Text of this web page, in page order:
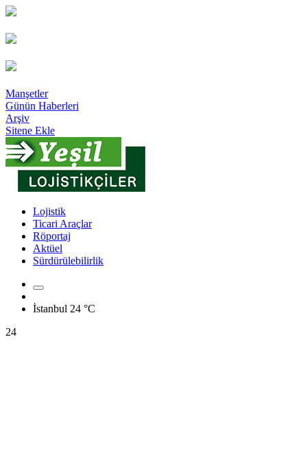
Manşetler
Günün Haberleri
Arşiv
Sitene Ekle
Lojistik
Ticari Araçlar
Röportaj
Aktüel
Sürdürülebilirlik
İstanbul 24 °C
24